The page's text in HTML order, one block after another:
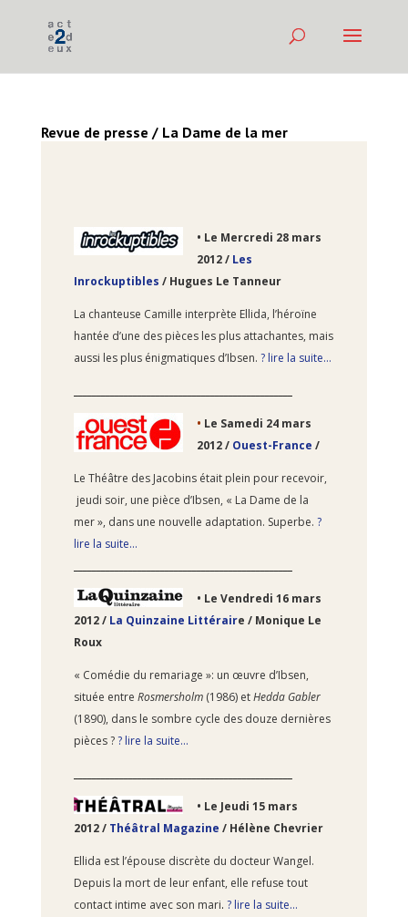
Revue de presse / La Dame de la mer
• Le Mercredi 28 mars
2012 / Les
Inrockuptibles / Hugues Le Tanneur
La chanteuse Camille interprète Ellida, l’héroïne
hantée d’une des pièces les plus attachantes, mais
aussi les plus énigmatiques d’Ibsen. ? lire la suite…
• Le Samedi 24 mars
2012 / Ouest-France /
Le Théâtre des Jacobins était plein pour recevoir,
jeudi soir, une pièce d’Ibsen, « La Dame de la
mer », dans une nouvelle adaptation. Superbe. ?
lire la suite…
• Le Vendredi 16 mars
2012 / La Quinzaine Littéraire / Monique Le
Roux
« Comédie du remariage »: un œuvre d’Ibsen,
située entre Rosmersholm(1986) etHedda Gabler
(1890), dans le sombre cycle des douze dernières
pièces ?? lire la suite…
• Le Jeudi 15 mars
2012 / Théâtral Magazine / Hélène Chevrier
Ellida est l’épouse discrète du docteur Wangel.
Depuis la mort de leur enfant, elle refuse tout
contact intime avec son mari. ? lire la suite…